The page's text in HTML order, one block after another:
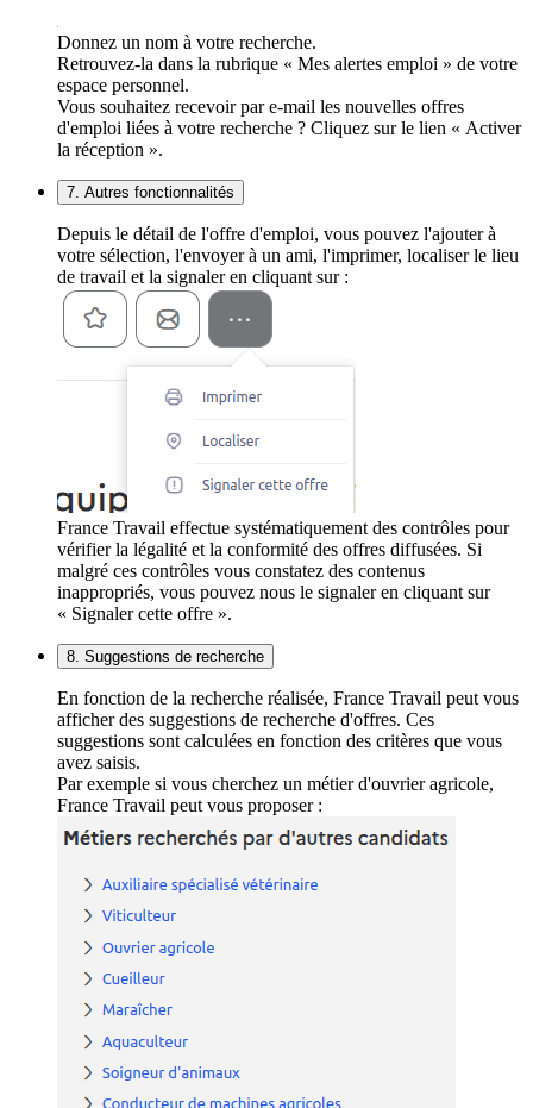
Donnez un nom à votre recherche.
Retrouvez-la dans la rubrique « Mes alertes emploi » de votre
espace personnel.
Vous souhaitez recevoir par e-mail les nouvelles offres
d'emploi liées à votre recherche ? Cliquez sur le lien « Activer
la réception ».
7. Autres fonctionnalités
Depuis le détail de l'offre d'emploi, vous pouvez l'ajouter à
votre sélection, l'envoyer à un ami, l'imprimer, localiser le lieu
de travail et la signaler en cliquant sur :
France Travail effectue systématiquement des contrôles pour
vérifier la légalité et la conformité des offres diffusées. Si
malgré ces contrôles vous constatez des contenus
inappropriés, vous pouvez nous le signaler en cliquant sur
« Signaler cette offre ».
8. Suggestions de recherche
En fonction de la recherche réalisée, France Travail peut vous
afficher des suggestions de recherche d'offres. Ces
suggestions sont calculées en fonction des critères que vous
avez saisis.
Par exemple si vous cherchez un métier d'ouvrier agricole,
France Travail peut vous proposer :